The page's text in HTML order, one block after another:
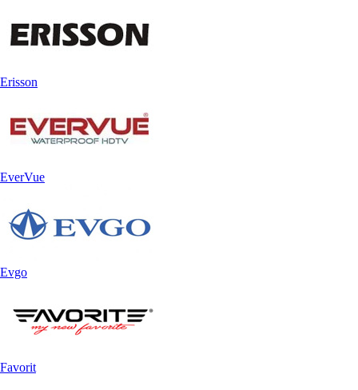
Erisson
EverVue
Evgo
Favorit